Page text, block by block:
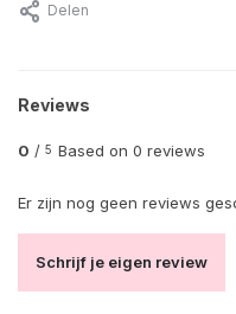
Delen
Reviews
0 / 5 Based on 0 reviews
Er zijn nog geen reviews
Schrijf je eigen review